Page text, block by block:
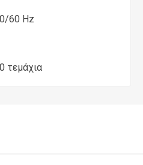
60 Hz
τεμάχια